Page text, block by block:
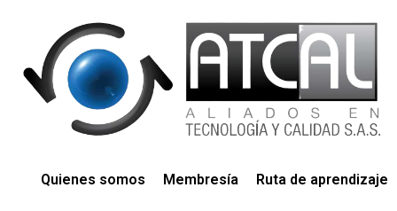
Quienes somos Membresía Ruta de aprendizaje